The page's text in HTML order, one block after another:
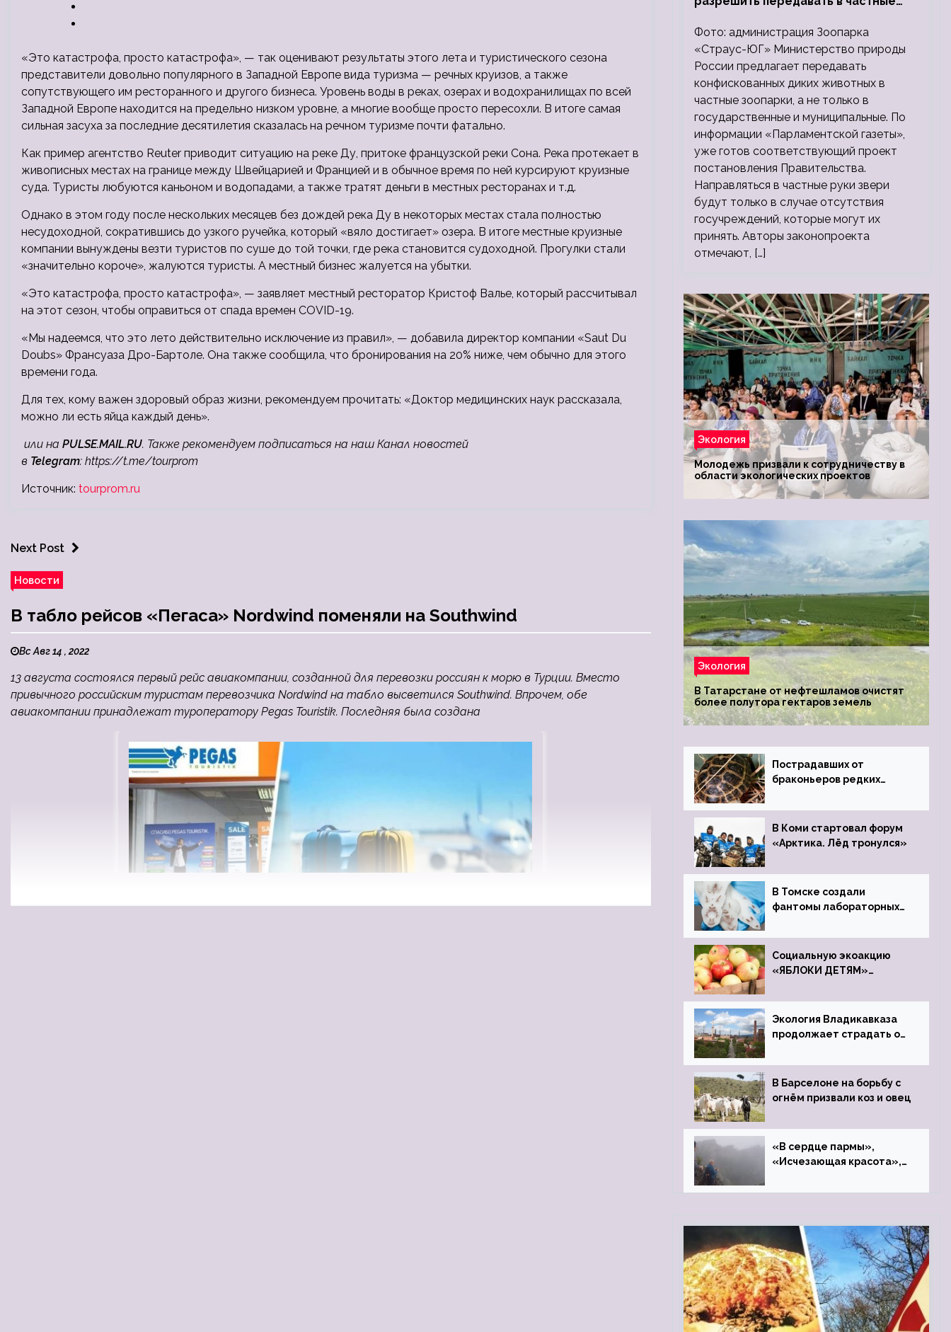
«Это катастрофа, просто катастрофа», — так оценивают результаты этого лета и туристического сезона
представители довольно популярного в Западной Европе вида туризма — речных круизов, а также
сопутствующего им ресторанного и другого бизнеса. Уровень воды в реках, озерах и водохранилищах по всей
Западной Европе находится на предельно низком уровне, а многие вообще просто пересохли. В итоге самая
сильная засуха за последние десятилетия сказалась на речном туризме почти фатально.
Как пример агентство Reuter приводит ситуацию на реке Ду, притоке французской реки Сона. Река протекает в
живописных местах на границе между Швейцарией и Францией и в обычное время по ней курсируют круизные
суда. Туристы любуются каньоном и водопадами, а также тратят деньги в местных ресторанах и т.д.
Однако в этом году после нескольких месяцев без дождей река Ду в некоторых местах стала полностью
несудоходной, сократившись до узкого ручейка, который «вяло достигает» озера. В итоге местные круизные
компании вынуждены везти туристов по суше до той точки, где река становится судоходной. Прогулки стали
«значительно короче», жалуются туристы. А местный бизнес жалуется на убытки.
«Это катастрофа, просто катастрофа», — заявляет местный ресторатор Кристоф Валье, который рассчитывал
на этот сезон, чтобы оправиться от спада времен COVID-19.
«Мы надеемся, что это лето действительно исключение из правил», — добавила директор компании «Saut Du
Doubs» Франсуаза Дро-Бартоле. Она также сообщила, что бронирования на 20% ниже, чем обычно для этого
времени года.
Для тех, кому важен здоровый образ жизни, рекомендуем прочитать: «Доктор медицинских наук рассказала,
можно ли есть яйца каждый день».
или на PULSE.MAIL.RU. Также рекомендуем подписаться на наш Канал новостей
в Telegram: https://t.me/tourprom
Источник: tourprom.ru
Next Post
Новости
В табло рейсов «Пегаса» Nordwind поменяли на Southwind
Вс Авг 14 , 2022
13 августа состоялся первый рейс авиакомпании, созданной для перевозки россиян к морю в Турции. Вместо
привычного российским туристам перевозчика Nordwind на табло высветился Southwind. Впрочем, обе
авиакомпании принадлежат туроператору Pegas Touristik. Последняя была создана
Фото: администрация Зоопарка
«Страус-ЮГ» Министерство природы
России предлагает передавать
конфискованных диких животных в
частные зоопарки, а не только в
государственные и муниципальные. По
информации «Парламентской газеты»,
уже готов соответствующий проект
постановления Правительства.
Направляться в частные руки звери
будут только в случае отсутствия
госучреждений, которые могут их
принять. Авторы законопроекта
отмечают, […]
Экология
Молодежь призвали к сотрудничеству в
области экологических проектов
Экология
В Татарстане от нефтешламов очистят
более полутора гектаров земель
Пострадавших от
браконьеров редких
Ростовский зоопарк
В Коми стартовал форум
«Арктика. Лёд тронулся»
В Томске создали
фантомы лабораторных
Социальную экоакцию
«ЯБЛОКИ ДЕТЯМ»
Экология Владикавказа
продолжает страдать от
завода
В Барселоне на борьбу с
огнём призвали коз и овец
«В сердце пармы»,
«Исчезающая красота»,